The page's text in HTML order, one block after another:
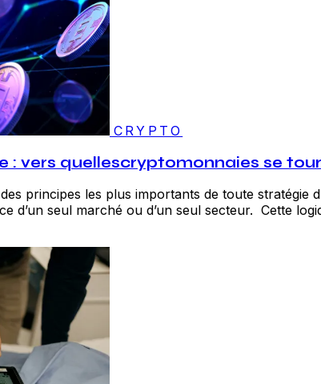
CRYPTO
: vers quellescryptomonnaies se
principes les plus importants de toute
d’un seul marché ou d’un seul secteur. Cette